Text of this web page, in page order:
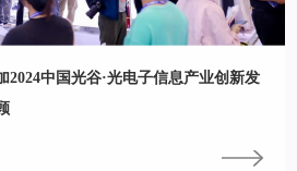
2024中国光谷·光电子信息产业创新发